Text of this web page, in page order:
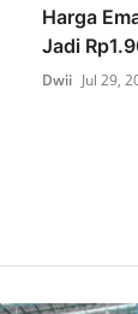
Harga
Jadi
Dwii Jul 29,